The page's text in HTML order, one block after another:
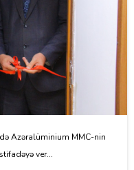
Azəralüminium MMC-nin
ver...